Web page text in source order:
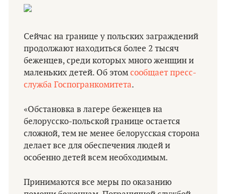
Сейчас на границе у польских заграждений
продолжают находиться более 2 тысяч
беженцев, среди которых много женщин и
маленьких детей. Об этом сообщает пресс-
служба Госпогранкомитета.
«Обстановка в лагере беженцев на
белорусско-польской границе остается
сложной, тем не менее белорусская сторона
делает все для обеспечения людей и
особенно детей всем необходимым.
Принимаются все меры по оказанию